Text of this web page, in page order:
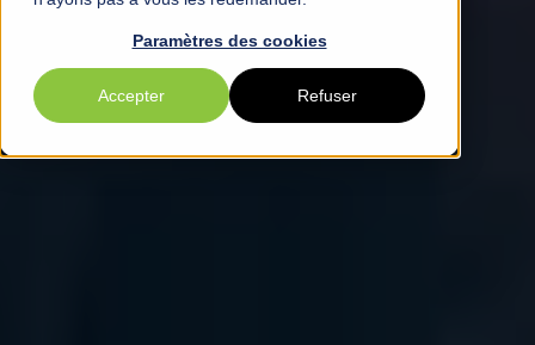
Paramètres des cookies
Accepter Refuser